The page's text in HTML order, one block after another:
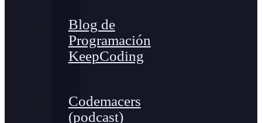
Blog de
Programación
KeepCoding
Codemacers
(podcast)